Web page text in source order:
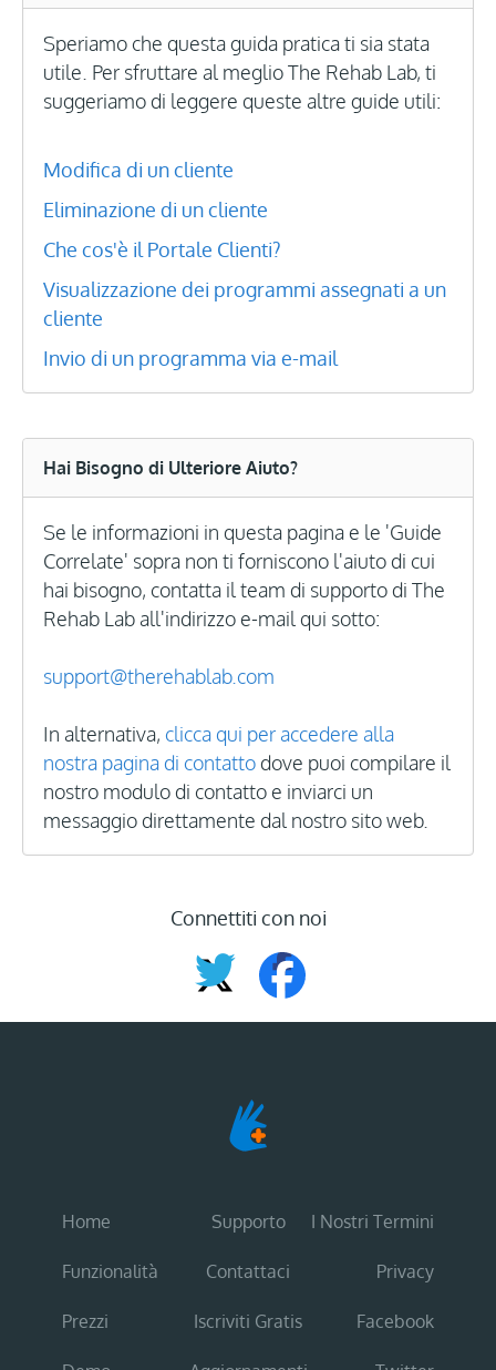
Speriamo che questa guida pratica ti sia stata
utile. Per sfruttare al meglio The Rehab Lab, ti
suggeriamo di leggere queste altre guide utili:
Modifica di un cliente
Eliminazione di un cliente
Che cos'è il Portale Clienti?
Visualizzazione dei programmi assegnati a un
cliente
Invio di un programma via e-mail
Hai Bisogno di Ulteriore Aiuto?
Se le informazioni in questa pagina e le 'Guide
Correlate' sopra non ti forniscono l'aiuto di cui
hai bisogno, contatta il team di supporto di The
Rehab Lab all'indirizzo e-mail qui sotto:
support@therehablab.com
In alternativa, clicca qui per accedere alla
nostra pagina di contattodove puoi compilare il
nostro modulo di contatto e inviarci un
messaggio direttamente dal nostro sito web.
Connettiti con noi
Home
Funzionalità
Prezzi
Supporto
Contattaci
Iscriviti Gratis
I Nostri Termini
Privacy
Facebook